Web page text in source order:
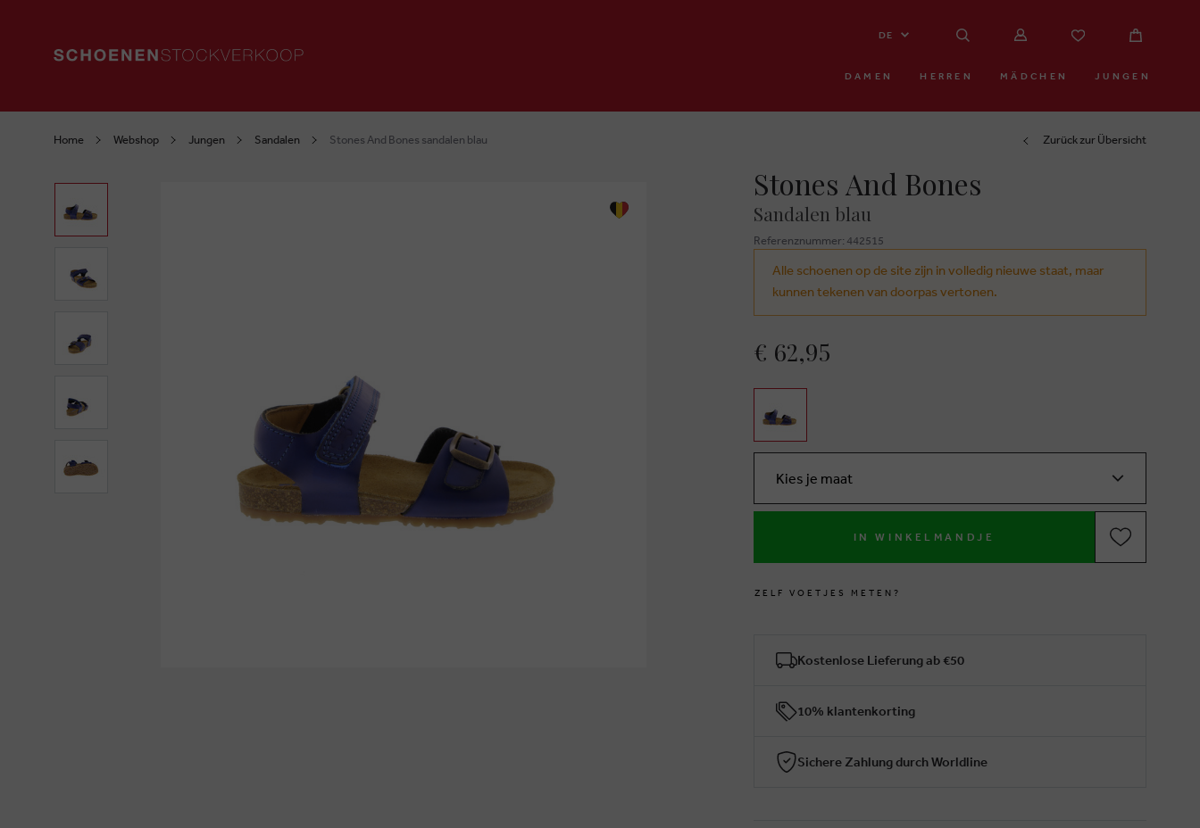
DE
DAMEN HERREN MÄDCHEN JUNGEN
Home Webshop Jungen Sandalen Stones And Bones sandalen blau Zurück zur Übersicht
Stones And Bones
Sandalen blau
Referenznummer: 442515
Alle schoenen op de site zijn in volledig nieuwe staat, maar
kunnen tekenen van doorpas vertonen.
€ 62,95
Kies je maat
IN WINKELMANDJE
Z E L F V O E T J E S M E T E N ?
Kostenlose Lieferung ab €50
10% klantenkorting
Sichere Zahlung durch Worldline